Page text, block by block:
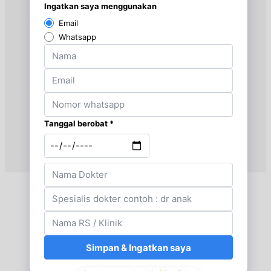
Jam 14:00 - 17:00
Selasa, 25/08/2026
Jam 14:00 - 17:00
Rabu, 26/08/2026
Jam 14:00 - 17:00
Kamis, 27/08/2026
Jam 14:00 - 17:00
Jumat, 28/08/2026
Jam 14:00 - 17:00